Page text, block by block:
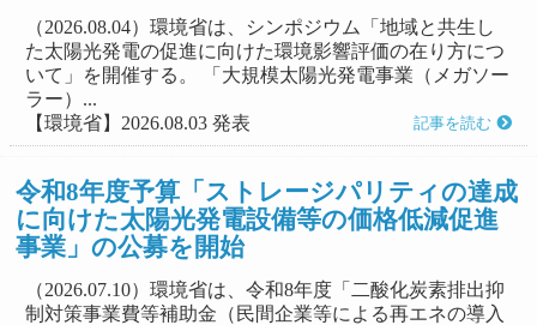
（2026.08.04）環境省は、シンポジウム「地域と共生し
た太陽光発電の促進に向けた環境影響評価の在り方につ
いて」を開催する。 「大規模太陽光発電事業（メガソー
ラー）...
【環境省】2026.08.03 発表
記事を読む
令和8年度予算「ストレージパリティの達成
に向けた太陽光発電設備等の価格低減促進
事業」の公募を開始
（2026.07.10）環境省は、令和8年度「二酸化炭素排出抑
制対策事業費等補助金（民間企業等による再エネの導入